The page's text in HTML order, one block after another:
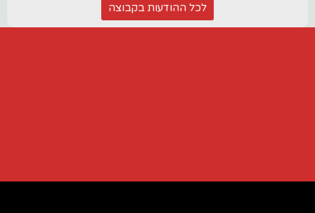
לכל ההודעות בקבוצה